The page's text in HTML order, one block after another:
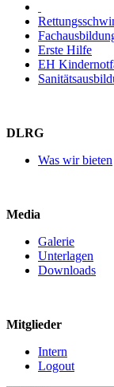
Erste Hilfe
EH
DLRG
Was wir bieten
Media
Galerie
Unterlagen
Downloads
Mitglieder
Intern
Logout